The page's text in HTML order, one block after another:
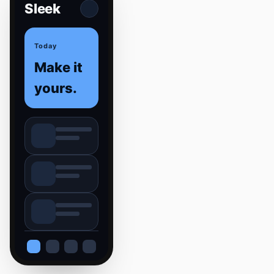
Sleek
Today
Make it
yours.